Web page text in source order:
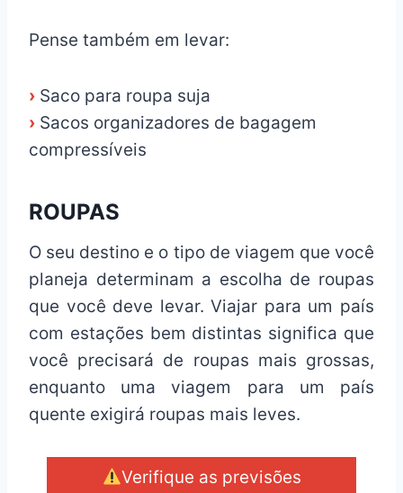
Pense também em levar:
› Saco para roupa suja
› Sacos organizadores de bagagem
compressíveis
ROUPAS
O seu destino e o tipo de viagem que você
planeja determinam a escolha de roupas
que você deve levar. Viajar para um país
com estações bem distintas significa que
você precisará de roupas mais grossas,
enquanto uma viagem para um país
quente exigirá roupas mais leves.
Verifique as previsões